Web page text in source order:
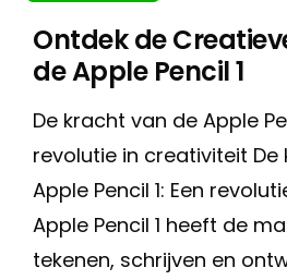
Ontdek de
de Apple Pencil 1
De kracht van de Apple
revolutie in creativiteit
Apple Pencil 1: Een
Apple Pencil 1 heeft de
tekenen, schrijven en